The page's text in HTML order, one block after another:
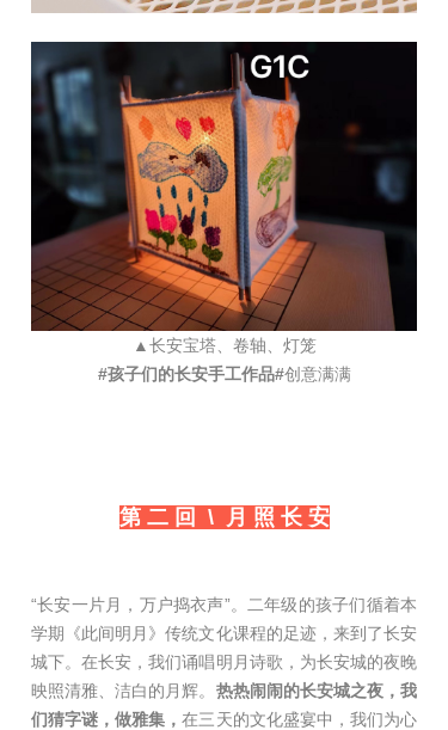
▲长安宝塔、卷轴、灯笼
#孩子们的长安手工作品#创意满满
第 二 回 \ 月 照 长 安
“长安一片月，万户捣衣声”。二年级的孩子们循着本
学期《此间明月》传统文化课程的足迹，来到了长安
城下。在长安，我们诵唱明月诗歌，为长安城的夜晚
映照清雅、洁白的月辉。 热热闹闹的长安城之夜，我
们猜字谜，做雅集，在三天的文化盛宴中，我们为心